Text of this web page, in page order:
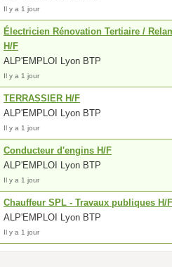
Il y a 1 jour
Électricien Rénovation Tertiaire /
H/F
ALP'EMPLOI Lyon BTP
Il y a 1 jour
TERRASSIER H/F
ALP'EMPLOI Lyon BTP
Il y a 1 jour
Conducteur d'engins H/F
ALP'EMPLOI Lyon BTP
Il y a 1 jour
Chauffeur SPL - Travaux publiques H/F
ALP'EMPLOI Lyon BTP
Il y a 1 jour